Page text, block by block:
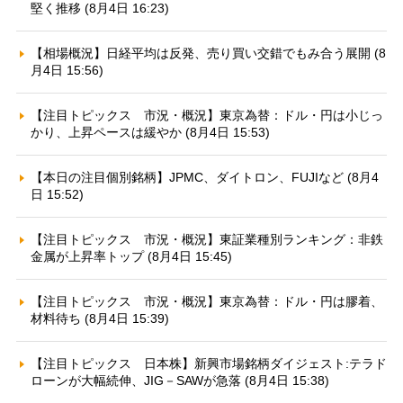
堅く推移 (8月4日 16:23)
【相場概況】日経平均は反発、売り買い交錯でもみ合う展開 (8
月4日 15:56)
【注目トピックス 市況・概況】東京為替：ドル・円は小じっ
かり、上昇ペースは緩やか (8月4日 15:53)
【本日の注目個別銘柄】JPMC、ダイトロン、FUJIなど (8月4
日 15:52)
【注目トピックス 市況・概況】東証業種別ランキング：非鉄
金属が上昇率トップ (8月4日 15:45)
【注目トピックス 市況・概況】東京為替：ドル・円は膠着、
材料待ち (8月4日 15:39)
【注目トピックス 日本株】新興市場銘柄ダイジェスト:テラド
ローンが大幅続伸、JIG－SAWが急落 (8月4日 15:38)